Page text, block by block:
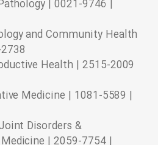
| 0021-9746 |
and Community Health
Health | 2515-2009
Medicine | 1081-5589 |
Disorders &
| 2059-7754 |